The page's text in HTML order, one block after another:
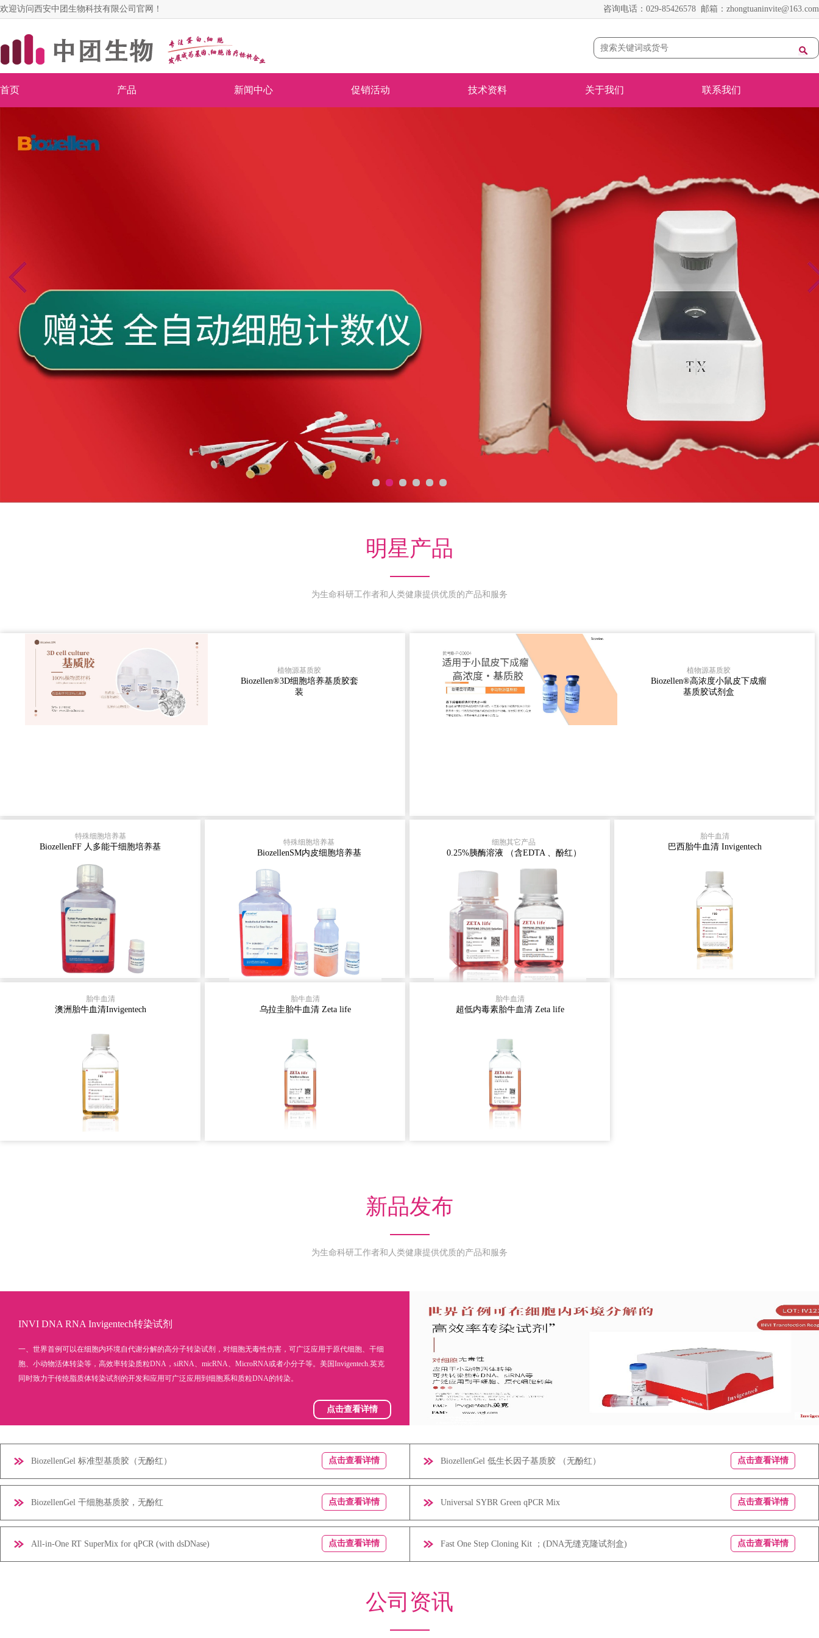
欢迎访问西安中团生物科技有限公司官网！ 咨询电话：029-85426578 邮箱：zhongtuaninvite@163.com
首页 产品 新闻中心 促销活动 技术资料 关于我们 联系我们
明星产品
为生命科研工作者和人类健康提供优质的产品和服务
植物源基质胶
Biozellen®3D细胞培养基质胶套
装
Biozellen®3D细胞培养基质胶套装产品特点1、基质胶为植物源；2、100%人
源化氨基酸序列；3、3D细胞培养结束后，基质胶可以融化；4、高活性、
高纯度、可融化；5、度保存运输、2年保存时间
植物源基质胶
Biozellen®高浓度小鼠皮下成瘤
基质胶试剂盒
Biozellen®高浓度小鼠皮下成瘤基质胶试剂盒；非动物源基质胶，软硬度可
调整。
特殊细胞培养基
BiozellenFF 人多能干细胞培养基
BiozellenCM人源多能干细胞维持培养
基（无饲养层）产品编号：B-SM-
✅cGMP级生产标准严格遵循国际
cGMP规范生产，通过ISO 13485质量
体系认证，满足基础研究、细胞治
疗。 ✅无血清&无饲养层配方完全化
学成分明确，规
查看详情 >
特殊细胞培养基
BiozellenSM内皮细胞培养基
BiozellenSM 内皮细胞培养基赋能
HUVEC 原代细胞高效增殖此图展示
BiozellenSM 与 ScienCell - EC 内皮细
胞培养基的增殖性能测试结果。上半
部分（a）为不同传代（P3、P5、
P7）内皮细胞显微镜照片，直观呈现
细胞在培养皿中的分布与形态。下半
部分（b）是 HUVEC 在两种培养基
中的生长速率曲线，
查看详情 >
细胞其它产品
0.25%胰酶溶液 （含EDTA 、酚红）
产品信息含有酚红、2.5g/L胰蛋白酶
（1:250）、0.02%EDTA，不含钙和
镁 .概况这种胰蛋白酶的液体配方含
EDTA是由胰蛋白酶粉制成的，胰蛋
白酶粉是一种来自猪胰腺的经过辐照
的蛋白酶混合物。由于其消化能力
强，胰蛋白酶被广泛用于细胞分离、
常规细胞培养传代
查看详情 >
胎牛血清
巴西胎牛血清 Invigentech
invigentech生产工艺A.支原体检测: 十
几种种细胞的生长验证,- 九种病毒检
Filtration &nbs
查看详情 >
胎牛血清
澳洲胎牛血清Invigentech
检测指标Filtration 0.04 umOsmolality
查看详情 >
胎牛血清
乌拉圭胎牛血清 Zeta life
其它类型细胞HT29人结肠癌细胞
HFL1人肺成纤维细胞Beas-2B人肺脏
癌细胞（低分化）MCF-7人乳腺癌细
胞SGC7901人胃腺癌细胞（中分化）
SGC
查看详情 >
胎牛血清
超低内毒素胎牛血清 Zeta life
zeta life超低内毒素胎牛血清
（Z7180FBS-500），哥伦比亚血源，
（Z7180FBS-500），哥伦比亚血源，
内毒素<0.1EU/ml,经测试适用于下列
细胞培养:ADSCs &nb
查看详情 >
新品发布
为生命科研工作者和人类健康提供优质的产品和服务
INVI DNA RNA Invigentech转染试剂
一、世界首例可以在细胞内环境自代谢分解的高分子转染试剂，对细胞无毒性伤害，可广泛应用于原代细胞、干细
胞、小动物活体转染等，高效率转染质粒DNA，siRNA、micRNA、MicroRNA或者小分子等。美国Invigentech.英克
同时致力于传统脂质体转染试剂的开发和应用可广泛应用到细胞系和质粒DNA的转染。
点击查看详情
BiozellenGel 标准型基质胶（无酚红） 点击查看详情 BiozellenGel 低生长因子基质胶 （无酚红） 点击查看详情
BiozellenGel 干细胞基质胶，无酚红 点击查看详情 Universal SYBR Green qPCR Mix 点击查看详情
All-in-One RT SuperMix for qPCR (with dsDNase) 点击查看详情 Fast One Step Cloning Kit ；(DNA无缝克隆试剂盒) 点击查看详情
公司资讯